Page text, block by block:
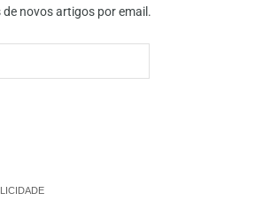
novos artigos por email.